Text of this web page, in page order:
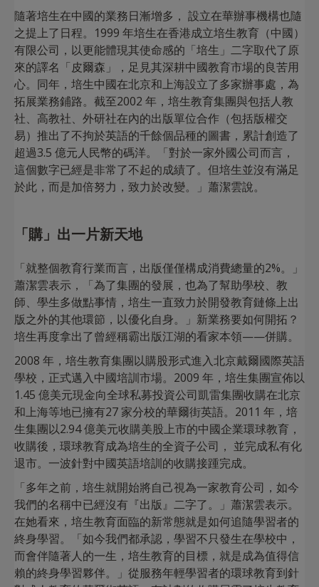
隨著培生在中國的業務日漸增多， 設立在華辦事機構也隨
之提上了日程。1999 年培生在香港成立培生教育（中國）
有限公司，以更能體現其使命感的「培生」二字取代了原
來的譯名「皮爾森」，足見其深耕中國教育市場的良苦用
心。同年，培生中國在北京和上海設立了多家辦事處，為
拓展業務鋪路。截至2002 年，培生教育集團與包括人教
社、高教社、外研社在內的出版單位合作（包括版權交
易）推出了不拘於英語的千餘個品種的圖書，累計創造了
超過3.5 億元人民幣的碼洋。「對於一家外國公司而言，
這個數字已經是非常了不起的成績了。但培生並沒有滿足
於此，而是加倍努力，致力於改變。」蕭潔雲說。
「購」出一片新天地
「就整個教育行業而言，出版僅僅構成消費總量的2%。」
蕭潔雲表示，「為了集團的發展，也為了幫助學校、教
師、學生多做點事情，培生一直致力於開發教育鏈條上出
版之外的其他環節，以優化自身。」新業務要如何開拓？
培生再度拿出了曾經稱霸出版江湖的看家本領——併購。
2008 年，培生教育集團以購股形式進入北京戴爾國際英語
學校，正式邁入中國培訓市場。2009 年，培生集團宣佈以
1.45 億美元現金向全球私募投資公司凱雷集團收購在北京
和上海等地已擁有27 家分校的華爾街英語。2011 年，培
生集團以2.94 億美元收購美股上市的中國企業環球教育，
收購後，環球教育成為培生的全資子公司， 並完成私有化
退市。一波針對中國英語培訓的收購接踵完成。
「多年之前，培生就開始將自己視為一家教育公司，如今
我們的名稱中已經沒有『出版』二字了。」蕭潔雲表示。
在她看來，培生教育面臨的新常態就是如何追隨學習者的
終身學習。「如今我們都承認，學習不只發生在學校中，
而會伴隨著人的一生，培生教育的目標，就是成為值得信
賴的終身學習夥伴。」從服務年輕學習者的環球教育到針